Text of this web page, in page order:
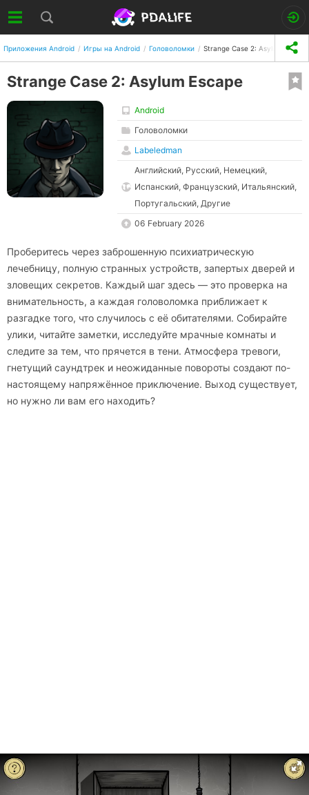
Приложения Android Игры на Android Головоломки Strange Case 2: Asylum Escape
Strange Case 2: Asylum Escape
Android
Головоломки
Labeledman
Английский, Русский, Немецкий,
Испанский, Французский, Итальянский,
Португальский, Другие
06 February 2026
Проберитесь через заброшенную психиатрическую
лечебницу, полную странных устройств, запертых дверей и
зловещих секретов. Каждый шаг здесь — это проверка на
внимательность, а каждая головоломка приближает к
разгадке того, что случилось с её обитателями. Собирайте
улики, читайте заметки, исследуйте мрачные комнаты и
следите за тем, что прячется в тени. Атмосфера тревоги,
гнетущий саундтрек и неожиданные повороты создают по-
настоящему напряжённое приключение. Выход существует,
но нужно ли вам его находить?